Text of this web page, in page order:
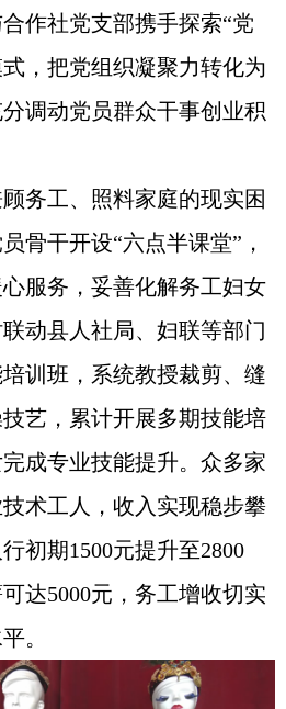
社党支部携手探索“党
，把党组织凝聚力转化为
调动党员群众干事创业积
工、照料家庭的现实困
骨干开设“六点半课堂”，
服务，妥善化解务工妇女
动县人社局、妇联等部门
训班，系统教授裁剪、缝
艺，累计开展多期技能培
成专业技能提升。众多家
术工人，收入实现稳步攀
初期1500元提升至2800
达5000元，务工增收切实
。